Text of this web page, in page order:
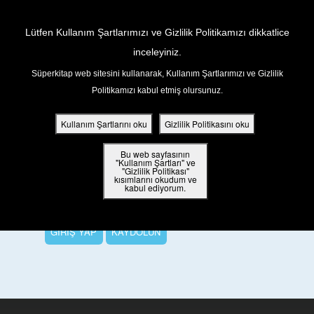
Lütfen Kullanım Şartlarımızı ve Gizlilik Politikamızı dikkatlice
inceleyiniz.
Süperkitap web sitesini kullanarak, Kullanım Şartlarımızı ve Gizlilik
Politikamızı kabul etmiş olursunuz.
Kullanım Şartlarını oku Gizlilik Politikasını oku
Bu web sayfasının
"Kullanım Şartları" ve
"Gizlilik Politikası"
kısımlarını okudum ve
kabul ediyorum.
Bu Bölümü İzlemek İçin
Tüm bölümleri izlemek, Süper Puanlar
kazanmak ve harika ödüller kazanmak için
lütfen oturum açın veya ücretsiz bir
Süperkitap hesabı açın.
GİRİŞ YAP KAYDOLUN